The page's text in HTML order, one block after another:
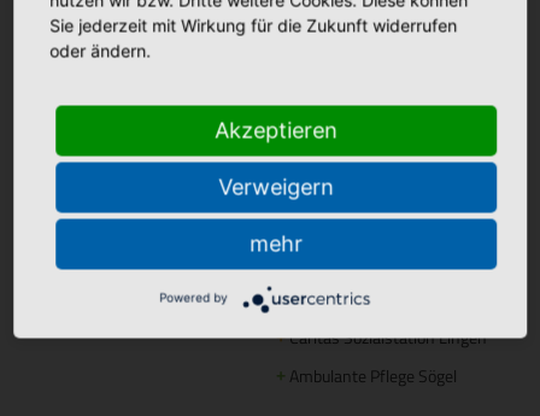
Borromäus Hospital Leer
Hümmling Hospital Sögel
Aschendorf
Instagram
St. Bonifatius
+ Mutter Teresa Haus Lingen
+Maria Anna Haus Lengerich
Ambulante Pflege
+Caritas Altenhilfe Emsland
+Caritas Sozialstation Lingen
+ Ambulante Pflege Sögel
Sie jederzeit mit Wirkung für die Zukunft widerrufen
oder ändern.
Akzeptieren
Verweigern
mehr
Powered by